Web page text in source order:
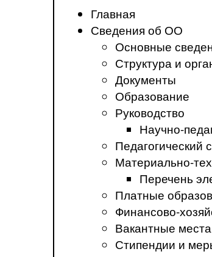
Главная
Сведения об ОО
Основные
Структура и
Документы
Образование
Руководство
Научно-
Педагогический
Материально-
Перечень
Платные
Финансово-
Вакантные
Стипендии и